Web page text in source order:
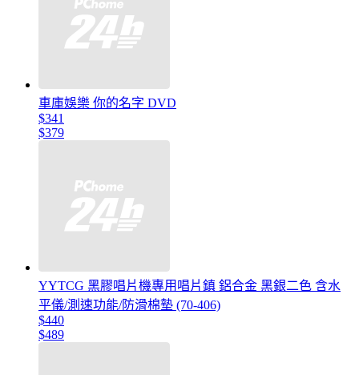
車庫娛樂 你的名字 DVD
$341
$379
YYTCG 黑膠唱片機專用唱片鎮 鋁合金 黑銀二色 含水
平儀/測速功能/防滑棉墊 (70-406)
$440
$489